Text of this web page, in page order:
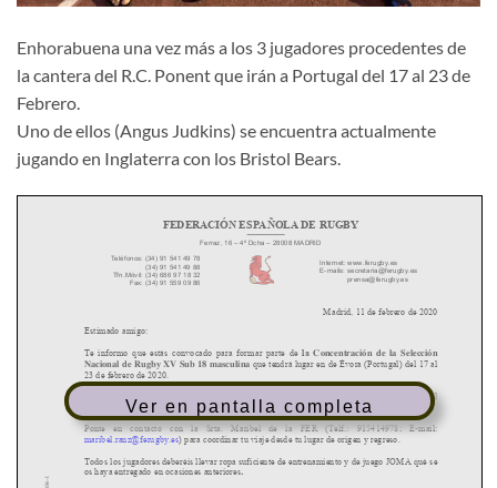
Enhorabuena una vez más a los 3 jugadores procedentes de
la cantera del R.C. Ponent que irán a Portugal del 17 al 23 de
Febrero.
Uno de ellos (Angus Judkins) se encuentra actualmente
jugando en Inglaterra con los Bristol Bears.
Ver en pantalla completa